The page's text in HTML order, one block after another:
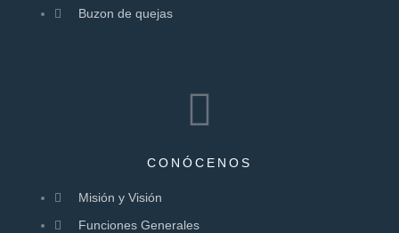
Buzon de quejas
CONÓCENOS
Misión y Visión
Funciones Generales